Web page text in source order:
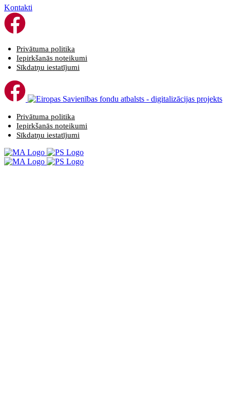
Kontakti
Privātuma politika
Iepirkšanās noteikumi
Sīkdatņu iestatījumi
Privātuma politika
Iepirkšanās noteikumi
Sīkdatņu iestatījumi